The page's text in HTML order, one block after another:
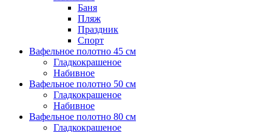
Баня
Пляж
Праздник
Спорт
Вафельное полотно 45 см
Гладкокрашеное
Набивное
Вафельное полотно 50 см
Гладкокрашеное
Набивное
Вафельное полотно 80 см
Гладкокрашеное